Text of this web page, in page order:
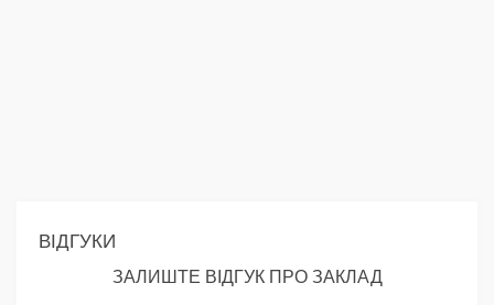
ВІДГУКИ
ЗАЛИШТЕ ВІДГУК ПРО ЗАКЛАД